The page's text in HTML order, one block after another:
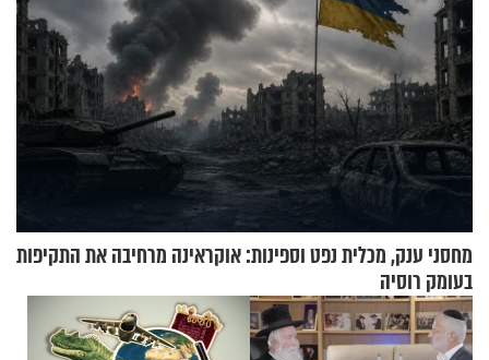
מחסני ענק, מכלית נפט וספינות: אוקראינה מרחיבה את התקיפות
בעומק רוסיה